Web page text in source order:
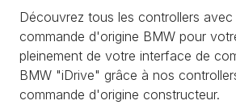
Découvrez tous les controllers
commande d'origine BMW pour
pleinement de votre interface de
BMW "iDrive" grâce à nos
commande d'origine constructeur.